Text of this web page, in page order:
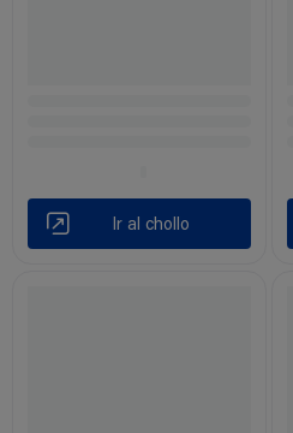
Ir al chollo